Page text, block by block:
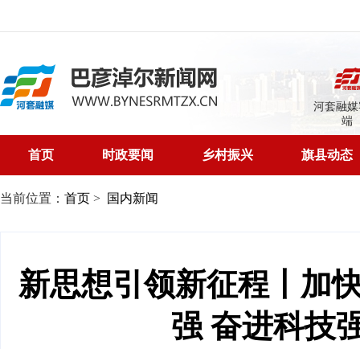
河套融
端
首页 时政要闻 乡村振兴 旗县动态
当前位置： 首页 > 国内新闻
新思想引领新征程丨加
强 奋进科技